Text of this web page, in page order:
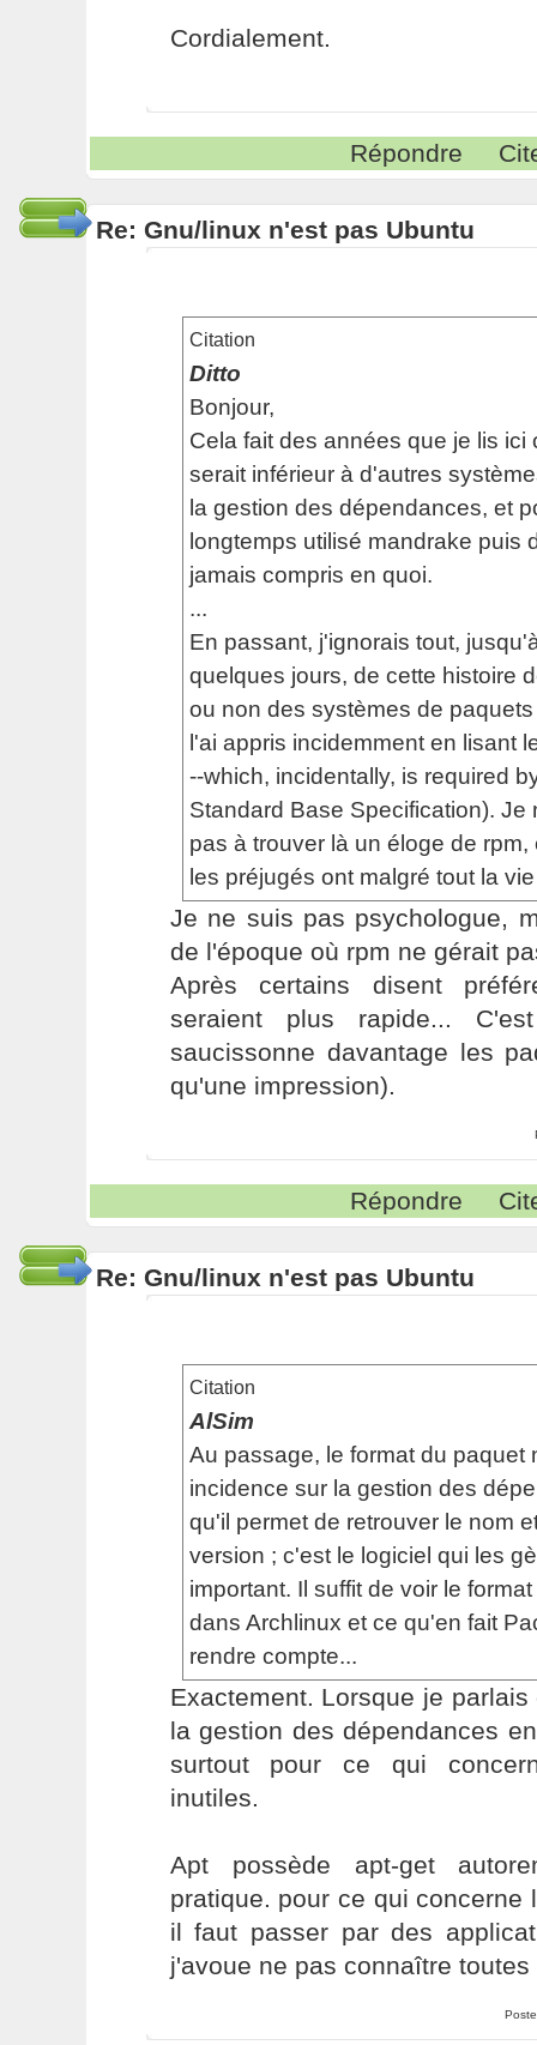
Cordialement.
Répondre
Re: Gnu/linux n'est pas Ubuntu
Citation
Ditto
Bonjour,
Cela fait des années que je lis ici
serait inférieur à d'autres
la gestion des dépendances, et
longtemps utilisé mandrake puis
jamais compris en quoi.
...
En passant, j'ignorais tout,
quelques jours, de cette histoire
ou non des systèmes de
l'ai appris incidemment en lisant
--which, incidentally, is required
Standard Base Specification). Je
pas à trouver là un éloge de rpm,
les préjugés ont malgré tout la
Je ne suis pas psychologue,
de l'époque où rpm ne gérait
Après certains disent
seraient plus rapide...
saucissonne davantage les
qu'une impression).
Répondre
Re: Gnu/linux n'est pas Ubuntu
Citation
AlSim
Au passage, le format du paquet
incidence sur la gestion des
qu'il permet de retrouver le nom
version ; c'est le logiciel qui les
important. Il suffit de voir le
dans Archlinux et ce qu'en fait
rendre compte...
Exactement. Lorsque je
la gestion des dépendances
surtout pour ce qui
inutiles.
Apt possède apt-get
pratique. pour ce qui concerne
il faut passer par des
j'avoue ne pas connaître